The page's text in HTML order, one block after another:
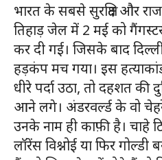
भारत के सबसे सुरक्षित और
तिहाड़ जेल में 2 मई को
कर दी गई। जिसके बाद
हड़कंप मच गया। इस
धीरे पर्दा उठा, तो दहशत की
आने लगे। अंडरवर्ल्ड के वो
उनके नाम ही काफ़ी है। चाहे
लॉरेंस विश्नोई या फिर गोल्डी